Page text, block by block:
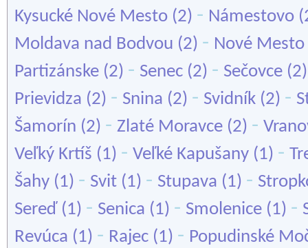
Kysucké Nové Mesto (2) - Námestovo
Moldava nad Bodvou (2) - Nové
Partizánske (2) - Senec (2) - Sečovce
Prievidza (2) - Snina (2) - Svidník (2) -
Šamorín (2) - Zlaté Moravce (2) -
Veľký Krtíš (1) - Veľké Kapušany (1) -
Šahy (1) - Svit (1) - Stupava (1) -
Sereď (1) - Senica (1) - Smolenice (1) -
Revúca (1) - Rajec (1) - Popudinské